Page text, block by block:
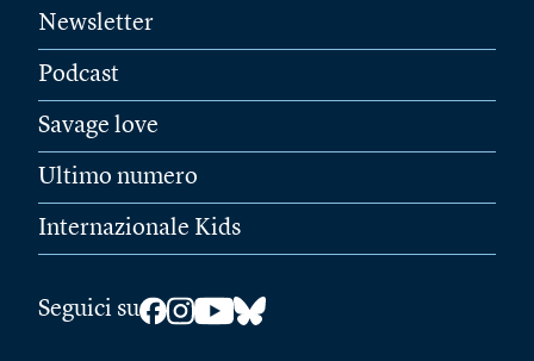
Newsletter
Podcast
Savage love
Ultimo numero
Internazionale Kids
Seguici su